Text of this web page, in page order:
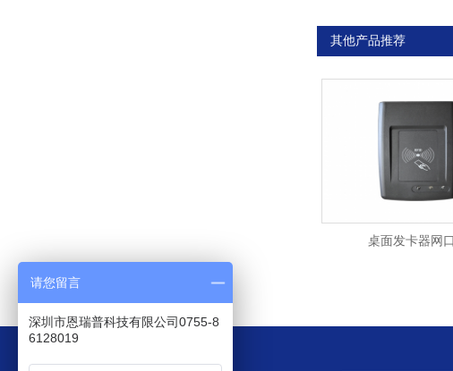
其他产品推荐
桌面发卡器网
请您留言
深圳市恩瑞普科技有限公司0755-8
6128019